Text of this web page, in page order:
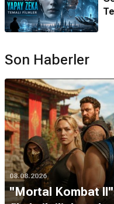
Son Haberler
08.08.2026
''Mortal Kombat